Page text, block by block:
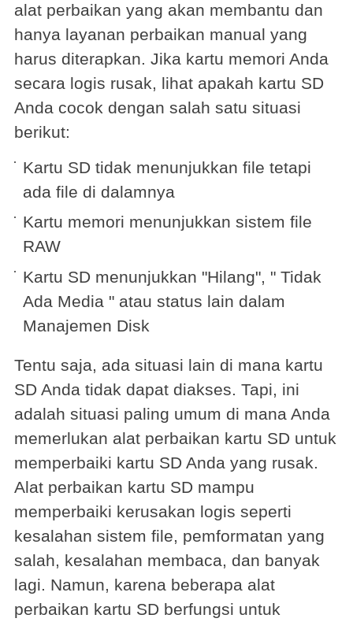
alat perbaikan yang akan membantu dan
hanya layanan perbaikan manual yang
harus diterapkan. Jika kartu memori Anda
secara logis rusak, lihat apakah kartu SD
Anda cocok dengan salah satu situasi
berikut:
Kartu SD tidak menunjukkan file tetapi
ada file di dalamnya
Kartu memori menunjukkan sistem file
RAW
Kartu SD menunjukkan "Hilang", " Tidak
Ada Media " atau status lain dalam
Manajemen Disk
Tentu saja, ada situasi lain di mana kartu
SD Anda tidak dapat diakses. Tapi, ini
adalah situasi paling umum di mana Anda
memerlukan alat perbaikan kartu SD untuk
memperbaiki kartu SD Anda yang rusak.
Alat perbaikan kartu SD mampu
memperbaiki kerusakan logis seperti
kesalahan sistem file, pemformatan yang
salah, kesalahan membaca, dan banyak
lagi. Namun, karena beberapa alat
perbaikan kartu SD berfungsi untuk